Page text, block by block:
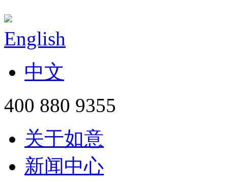
English
中文
400 880 9355
关于如意
新闻中心